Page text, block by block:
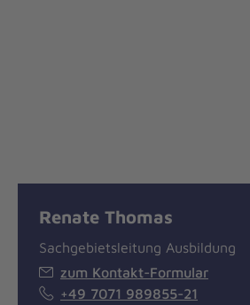
Renate Thomas
Sachgebietsleitung Ausbildung
zum Kontakt-Formular
+49 7071 989855-21